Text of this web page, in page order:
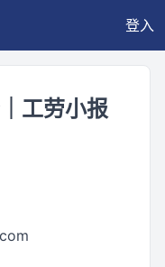
登入
工劳小报